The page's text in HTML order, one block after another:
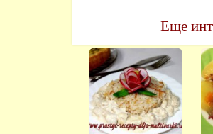
Еще